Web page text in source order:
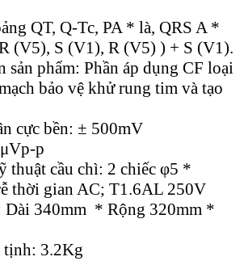
QT, Q-Tc, PA * là, QRS A *
(V5), S (V1), R (V5) ) + S (V1).
sản phẩm: Phần áp dụng CF loại
bảo vệ khử rung tim và tạo
cực bền: ± 500mV
p
thuật cầu chì: 2 chiếc φ5 *
thời gian AC; T1.6AL 250V
Dài 340mm * Rộng 320mm *
3.2Kg